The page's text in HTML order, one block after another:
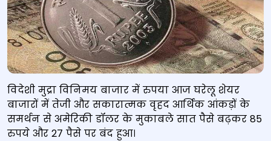
विदेशी मुद्रा विनिमय बाजार में रुपया आज घरेलू शेयर
बाजारों में तेजी और सकारात्मक वृहद आर्थिक आंकड़ों के
समर्थन से अमेरिकी डॉलर के मुकाबले सात पैसे बढ़कर 85
रुपये और 27 पैसे पर बंद हुआ।